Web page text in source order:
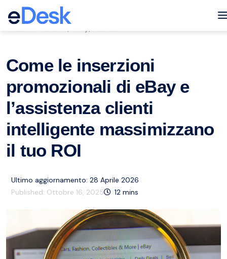
eCommerce Support Central
Come le inserzioni
promozionali di eBay e
l’assistenza clienti
intelligente massimizzano
il tuo ROI
Ultimo aggiornamento: 28 Aprile 2026
Published: Ottobre 16, 2025 12 mins